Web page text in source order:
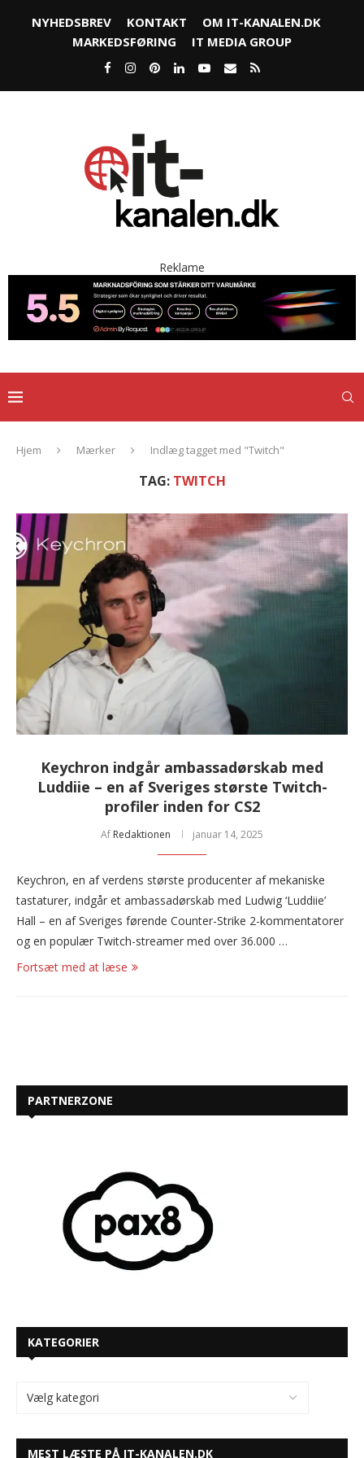
NYHEDSBREV KONTAKT
OM IT-KANALEN.DK
MARKEDSFØRING
IT MEDIA GROUP
Reklame
Hjem Mærker Indlæg tagget med "Twitch"
TAG: TWITCH
Keychron indgår ambassadørskab med
Luddiie – en af Sveriges største Twitch-
profiler inden for CS2
Af Redaktionen januar 14, 2025
Keychron, en af verdens største producenter af mekaniske
tastaturer, indgår et ambassadørskab med Ludwig ‘Luddiie’
Hall – en af Sveriges førende Counter-Strike 2-kommentatorer
og en populær Twitch-streamer med over 36.000 …
Fortsæt med at læse
PARTNERZONE
KATEGORIER
MEST LÆSTE PÅ IT-KANALEN.DK